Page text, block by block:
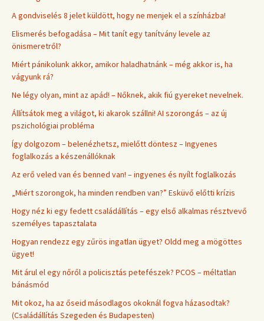
A gondviselés 8 jelet küldött, hogy ne menjek el a színházba!
Elismerés befogadása – Mit tanít egy tanítvány levele az
önismeretről?
Miért pánikolunk akkor, amikor haladhatnánk – még akkor is, ha
vágyunk rá?
Ne légy olyan, mint az apád! – Nőknek, akik fiú gyereket nevelnek.
Állítsátok meg a világot, ki akarok szállni! AI szorongás – az új
pszichológiai probléma
Így dolgozom – belenézhetsz, mielőtt döntesz – Ingyenes
foglalkozás a készenállóknak
Az erő veled van és benned van! – ingyenes és nyílt foglalkozás
„Miért szorongok, ha minden rendben van?” Esküvő előtti krízis
Hogy néz ki egy fedett családállítás – egy első alkalmas résztvevő
személyes tapasztalata
Hogyan rendezz egy zűrös ingatlan ügyet? Oldd meg a mögöttes
ügyet!
Mit árul el egy nőről a policisztás petefészek? PCOS – méltatlan
bánásmód
Mit okoz, ha az őseid másodlagos okoknál fogva házasodtak?
(Családállítás Szegeden és Budapesten)